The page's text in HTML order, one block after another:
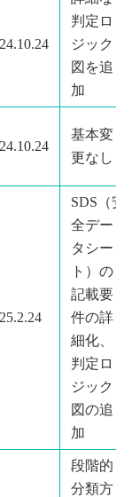
判定ロ
ジック
図を追
加
基本変
更なし
SDS（安
全デー
タシー
ト）の
記載要
件の詳
細化、
判定ロ
ジック
図の追
加
段階的
分類方